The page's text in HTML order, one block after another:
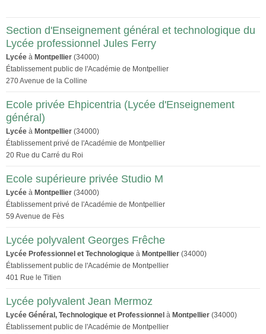
Section d'Enseignement général et technologique du
Lycée professionnel Jules Ferry
Lycée à Montpellier (34000)
Établissement public de l'Académie de Montpellier
270 Avenue de la Colline
Ecole privée Ehpicentria (Lycée d'Enseignement
général)
Lycée à Montpellier (34000)
Établissement privé de l'Académie de Montpellier
20 Rue du Carré du Roi
Ecole supérieure privée Studio M
Lycée à Montpellier (34000)
Établissement privé de l'Académie de Montpellier
59 Avenue de Fès
Lycée polyvalent Georges Frêche
Lycée Professionnel et Technologique à Montpellier (34000)
Établissement public de l'Académie de Montpellier
401 Rue le Titien
Lycée polyvalent Jean Mermoz
Lycée Général, Technologique et Professionnel à Montpellier (34000)
Établissement public de l'Académie de Montpellier